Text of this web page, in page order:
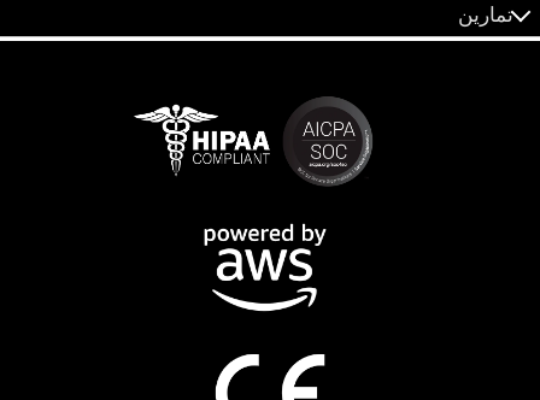
تمارين